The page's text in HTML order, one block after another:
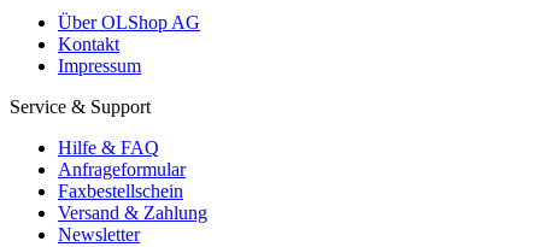
Über OLShop AG
Kontakt
Impressum
Service & Support
Hilfe & FAQ
Anfrageformular
Faxbestellschein
Versand & Zahlung
Newsletter